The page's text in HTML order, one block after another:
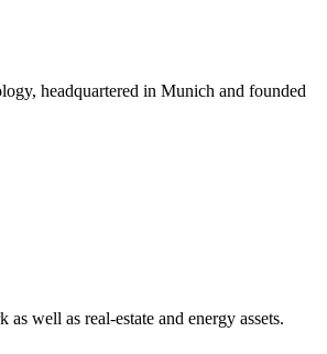
headquartered in Munich and founded
well as real-estate and energy assets.